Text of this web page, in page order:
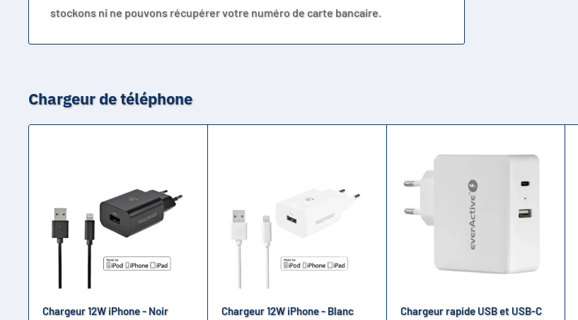
stockons ni ne pouvons récupérer votre numéro de carte bancaire.
Chargeur de téléphone
Chargeur 12W iPhone - Noir Chargeur 12W iPhone - Blanc
Chargeur rapide USB et USB-C